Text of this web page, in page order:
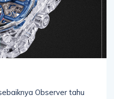
Observer tahu